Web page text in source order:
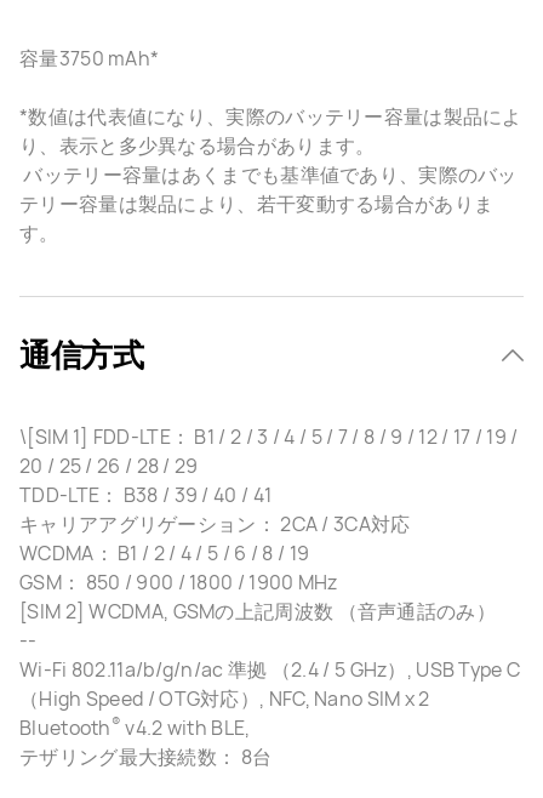
容量3750 mAh*
*数値は代表値になり、実際のバッテリー容量は製品によ
り、表示と多少異なる場合があります。
バッテリー容量はあくまでも基準値であり、実際のバッ
テリー容量は製品により、若干変動する場合がありま
す。
通信方式
\[SIM 1] FDD-LTE： B1 / 2 / 3 / 4 / 5 / 7 / 8 / 9 / 12 / 17 / 19 /
20 / 25 / 26 / 28 / 29
TDD-LTE： B38 / 39 / 40 / 41
キャリアアグリゲーション： 2CA / 3CA対応
WCDMA： B1 / 2 / 4 / 5 / 6 / 8 / 19
GSM： 850 / 900 / 1800 / 1900 MHz
[SIM 2] WCDMA, GSMの上記周波数 （音声通話のみ）
--
Wi-Fi 802.11a/b/g/n/ac 準拠 （2.4 / 5 GHz）, USB Type C
（High Speed / OTG対応）, NFC, Nano SIM x 2
Bluetooth® v4.2 with BLE,
テザリング最大接続数： 8台